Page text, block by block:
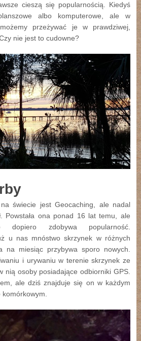
cieszą się popularnością. Kiedyś
albo komputerowe, ale w
przeżywać je w prawdziwej,
nie jest to cudowne?
świecie jest Geocaching, ale nadal
Powstała ona ponad 16 lat temu, ale
zdobywa popularność.
u nas mnóstwo skrzynek w różnych
na miesiąc przybywa sporo nowych.
i urywaniu w terenie skrzynek ze
nią osoby posiadające odbiorniki GPS.
ale dziś znajduje się on w każdym
komórkowym.